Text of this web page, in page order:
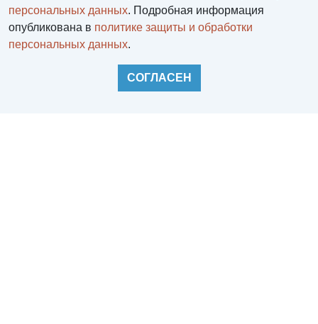
персональных данных. Подробная информация
опубликована в политике защиты и обработки
персональных данных.
СОГЛАСЕН